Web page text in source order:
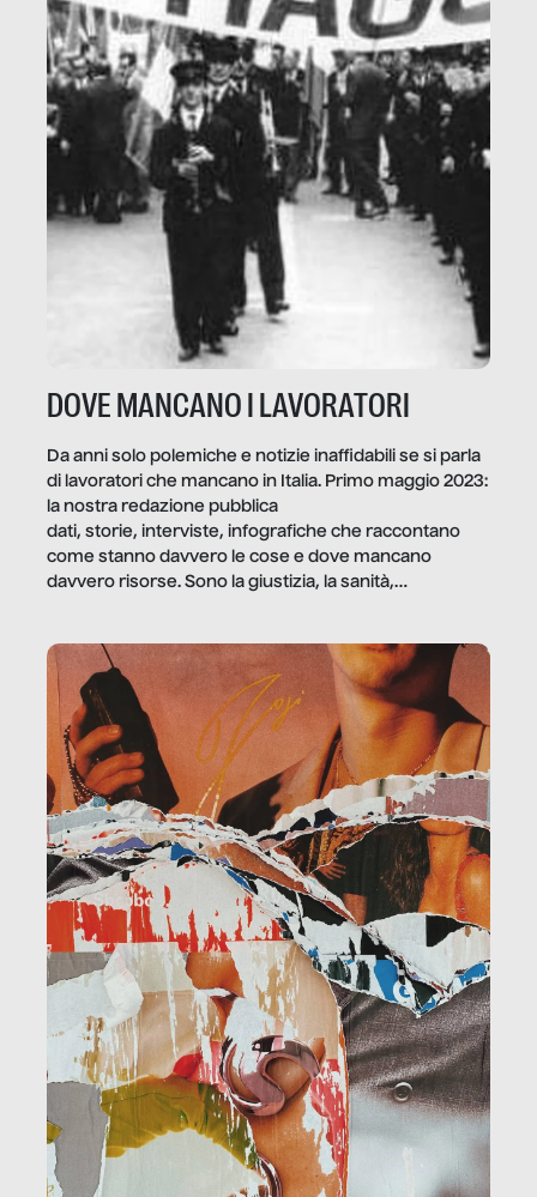
DOVE MANCANO I LAVORATORI
Da anni solo polemiche e notizie inaffidabili se si parla
di lavoratori che mancano in Italia. Primo maggio 2023:
la nostra redazione pubblica
dati, storie, interviste, infografiche che raccontano
come stanno davvero le cose e dove mancano
davvero risorse. Sono la giustizia, la sanità,